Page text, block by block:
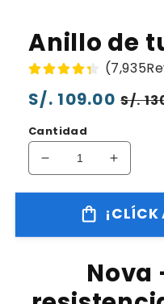
Anillo de
Precio
habitual
S/. 109.00 S/.
Cantidad
Reducir
de
Anillo
de
Nova
Nova